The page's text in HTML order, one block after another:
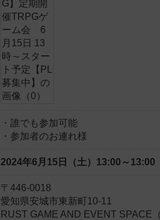
・誰でも参加可能
・参加者のお連れ様
2024年6月15日（土） 13:00～13:00
〒446-0018
愛知県安城市東新町10-11
RUST GAME AND EVENT SPACE